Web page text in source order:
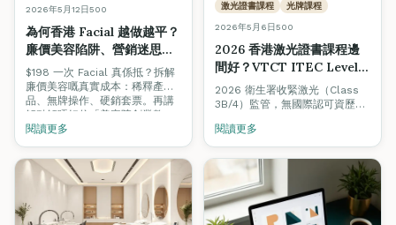
2026年5月12日500
為何香港 Facial 越做越平？
廉價美容陷阱、營銷迷思與
如何選擇值得信任的美容院
（2026 完整指南）
$198 一次 Facial 真係抵？拆解
廉價美容嘅真實成本：稀釋產
品、無牌操作、硬銷套票。再講
解點解唔好信「美容院創業教
練」（利益衝突太明顯），以及
零franchise的官方指南 — Fine
Arts Beauty Stars。
閱讀更多
激光證書課程 光牌課程
2026年5月6日500
2026 香港激光證書課程邊
間好？VTCT ITEC Level 4
光牌完全攻略 + Mega Cell
One 實機教學
2026 衛生署收緊激光（Class
3B/4）監管，無國際認可資歷的
清香港激光證書課程邊間好、
VTCT ITEC Level 4 點解係黃金
標準、$9999 限時優惠、加埋
Mega Cell One 真機實操（OPT
平頂脈衝、7 種濾光片、藍寶石
-3°C 冰點冷凍）— 由零基礎到
考牌、入行、開店一文搞掂。
閱讀更多